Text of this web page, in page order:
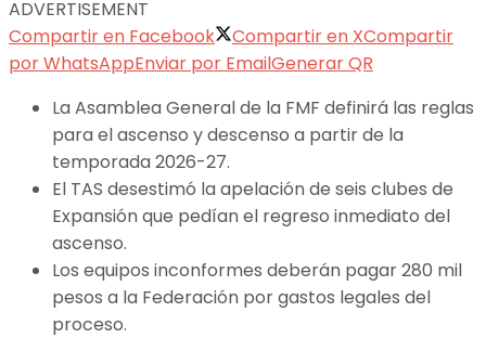
ADVERTISEMENT
Compartir en Facebook
Compartir en XCompartir
por WhatsAppEnviar por EmailGenerar QR
La Asamblea General de la FMF definirá las reglas
para el ascenso y descenso a partir de la
temporada 2026-27.
El TAS desestimó la apelación de seis clubes de
Expansión que pedían el regreso inmediato del
ascenso.
Los equipos inconformes deberán pagar 280 mil
pesos a la Federación por gastos legales del
proceso.